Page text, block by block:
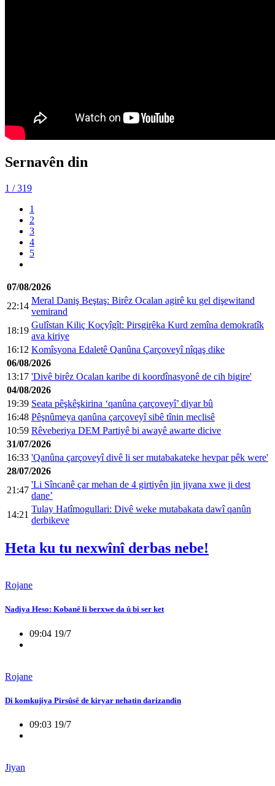
Sernavên din
1 / 319
1
2
3
4
5
07/08/2026
22:14
Meral Daniş Beştaş: Birêz Ocalan agirê ku gel dişewitand
vemirand
18:19
Gulîstan Kiliç Koçyîgît: Pirsgirêka Kurd zemîna demokratîk
ava kiriye
16:12 Komîsyona Edaletê Qanûna Çarçoveyî nîqaş dike
06/08/2026
13:17 'Divê birêz Ocalan karibe di koordînasyonê de cih bigire'
04/08/2026
19:39 Seata pêşkêşkirina ‘qanûna çarçoveyî’ diyar bû
16:48 Pêşnûmeya qanûna çarçoveyî sibê tînin meclisê
10:59 Rêveberiya DEM Partiyê bi awayê awarte dicive
31/07/2026
16:33 'Qanûna çarçoveyî divê li ser mutabakateke hevpar pêk were'
28/07/2026
21:47
'Li Sîncanê çar mehan de 4 girtiyên jin jiyana xwe ji dest
dane’
14:21
Tulay Hatîmogullari: Divê weke mutabakata dawî qanûn
derbikeve
Heta ku tu nexwînî derbas nebe!
Rojane
Nadiya Heso: Kobanê li berxwe da û bi ser ket
09:04 19/7
Rojane
Di komkujiya Pirsûsê de kiryar nehatin darizandin
09:03 19/7
Jiyan